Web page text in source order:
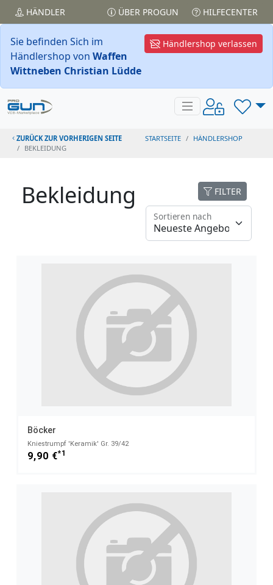
HÄNDLER ÜBER PROGUN HILFECENTER
Händlershop verlassen
Sie befinden Sich im
Händlershop von Waffen
Wittneben Christian Lüdde
ZURÜCK ZUR VORHERIGEN SEITE STARTSEITE
HÄNDLERSHOP
BEKLEIDUNG
Bekleidung FILTER
Sortieren nach
Böcker
Kniestrumpf 'Keramik' Gr. 39/42
9,90 €*1